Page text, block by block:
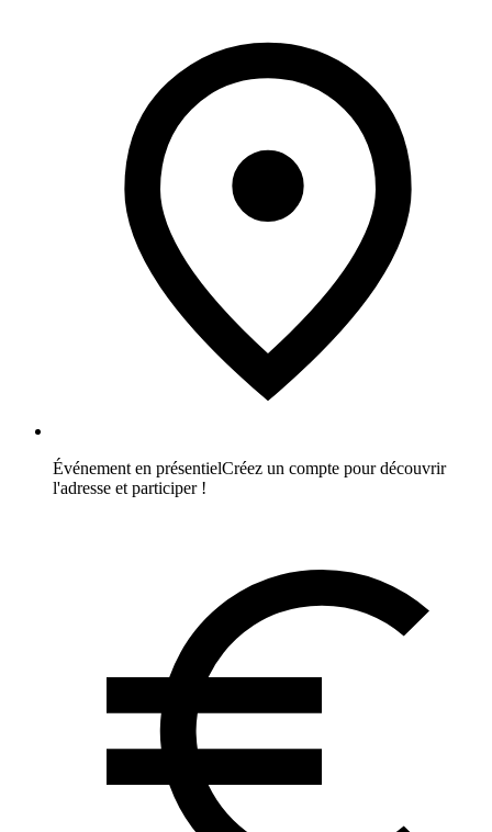
Événement en présentielCréez un compte pour découvrir
l'adresse et participer !